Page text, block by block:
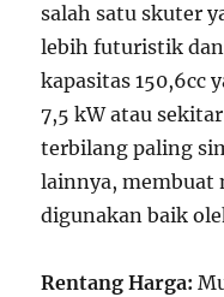
salah satu skuter
lebih futuristik
kapasitas 150,6cc
7,5 kW atau
terbilang paling
lainnya, membuat
digunakan baik
Rentang Harga: